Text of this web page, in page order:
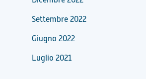
Settembre 2022
Giugno 2022
Luglio 2021